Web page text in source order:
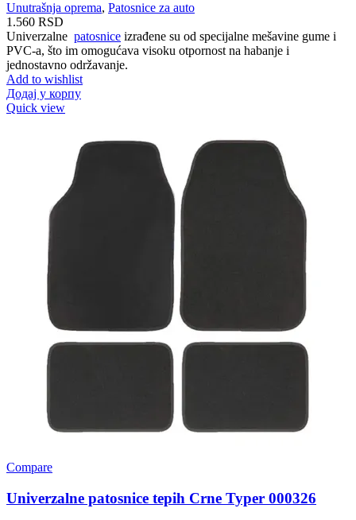
Unutrašnja oprema, Patosnice za auto
1.560 RSD
Univerzalne patosnice izrađene su od specijalne mešavine gume i
PVC-a, što im omogućava visoku otpornost na habanje i
jednostavno održavanje.
Add to wishlist
Додај у корпу
Quick view
Compare
Univerzalne patosnice tepih Crne Typer 000326